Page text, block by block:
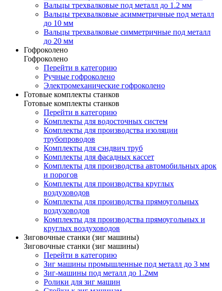
Вальцы трехвалковые под металл до 1.2 мм
Вальцы трехвалковые асимметричные под металл
до 10 мм
Вальцы трехвалковые симметричные под металл
до 20 мм
Гофроколено
Гофроколено
Перейти в категорию
Ручные гофроколено
Электромеханические гофроколено
Готовые комплекты станков
Готовые комплекты станков
Перейти в категорию
Комплекты для водосточных систем
Комплекты для производства изоляции
трубопроводов
Комплекты для сэндвич труб
Комплекты для фасадных кассет
Комплекты для производства автомобильных арок
и порогов
Комплекты для производства круглых
воздуховодов
Комплекты для производства прямоугольных
воздуховодов
Комплекты для производства прямоугольных и
круглых воздуховодов
Зиговочные станки (зиг машины)
Зиговочные станки (зиг машины)
Перейти в категорию
Зиг машины промышленные под металл до 3 мм
Зиг-машины под металл до 1.2мм
Ролики для зиг машин